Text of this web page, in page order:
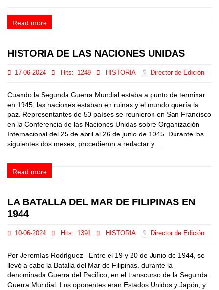
Read more
HISTORIA DE LAS NACIONES UNIDAS
17-06-2024 Hits: 1249 HISTORIA Director de Edición
Cuando la Segunda Guerra Mundial estaba a punto de terminar
en 1945, las naciones estaban en ruinas y el mundo quería la
paz. Representantes de 50 países se reunieron en San Francisco
en la Conferencia de las Naciones Unidas sobre Organización
Internacional del 25 de abril al 26 de junio de 1945. Durante los
siguientes dos meses, procedieron a redactar y ...
Read more
LA BATALLA DEL MAR DE FILIPINAS EN
1944
10-06-2024 Hits: 1391 HISTORIA Director de Edición
Por Jeremías Rodríguez Entre el 19 y 20 de Junio de 1944, se
llevó a cabo la Batalla del Mar de Filipinas, durante la
denominada Guerra del Pacifico, en el transcurso de la Segunda
Guerra Mundial. Los oponentes eran Estados Unidos y Japón, y